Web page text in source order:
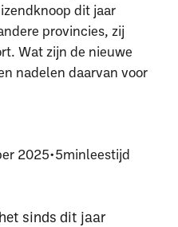
dit jaar
provincies, zij
Wat zijn de nieuwe
nadelen daarvan voor
2025•5minleestijd
sinds dit jaar